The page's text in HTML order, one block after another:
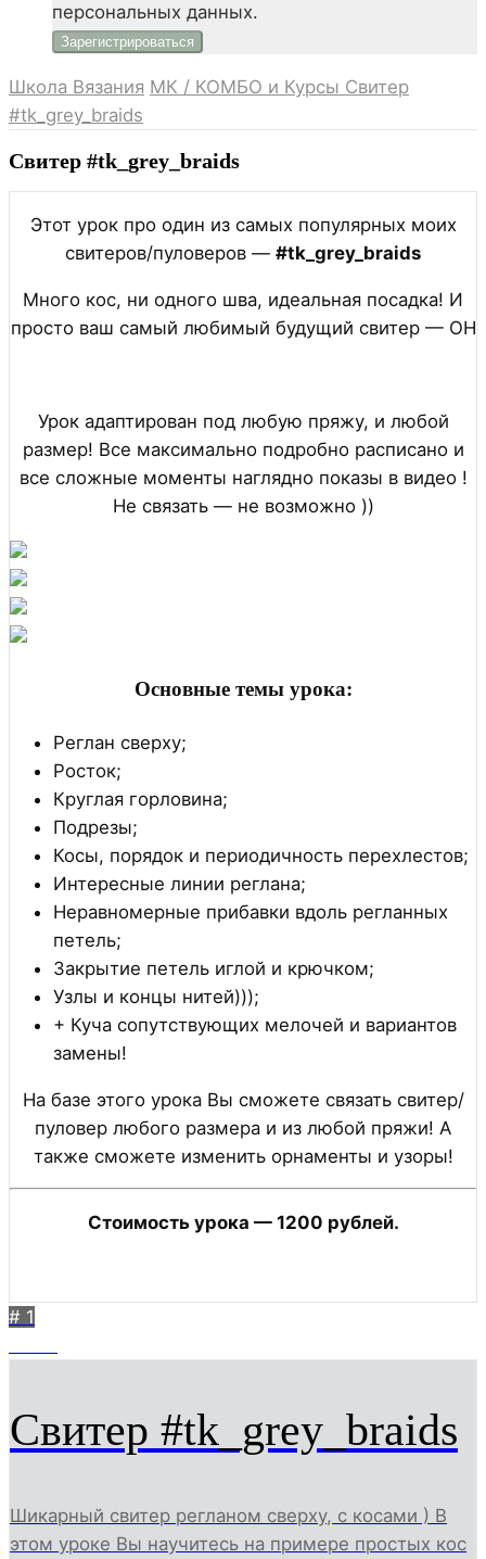
персональных данных.
Школа Вязания МК / КОМБО и Курсы Свитер
#tk_grey_braids
Свитер #tk_grey_braids
Этот урок про один из самых популярных моих
свитеров/пуловеров — #tk_grey_braids
Много кос, ни одного шва, идеальная посадка! И
просто ваш самый любимый будущий свитер — ОН
Урок адаптирован под любую пряжу, и любой
размер! Все максимально подробно расписано и
все сложные моменты наглядно показы в видео !
Не связать — не возможно ))
Основные темы урока:
Реглан сверху;
Росток;
Круглая горловина;
Подрезы;
Косы, порядок и периодичность перехлестов;
Интересные линии реглана;
Неравномерные прибавки вдоль регланных
петель;
Закрытие петель иглой и крючком;
Узлы и концы нитей)));
+ Куча сопутствующих мелочей и вариантов
замены!
На базе этого урока Вы сможете связать свитер/
пуловер любого размера и из любой пряжи! А
также сможете изменить орнаменты и узоры!
Стоимость урока — 1200 рублей.
# 1
Свитер #tk_grey_braids
Шикарный свитер регланом сверху, с косами ) В
этом уроке Вы научитесь на примере простых кос